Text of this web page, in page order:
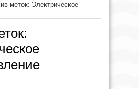
меток: Электрическое